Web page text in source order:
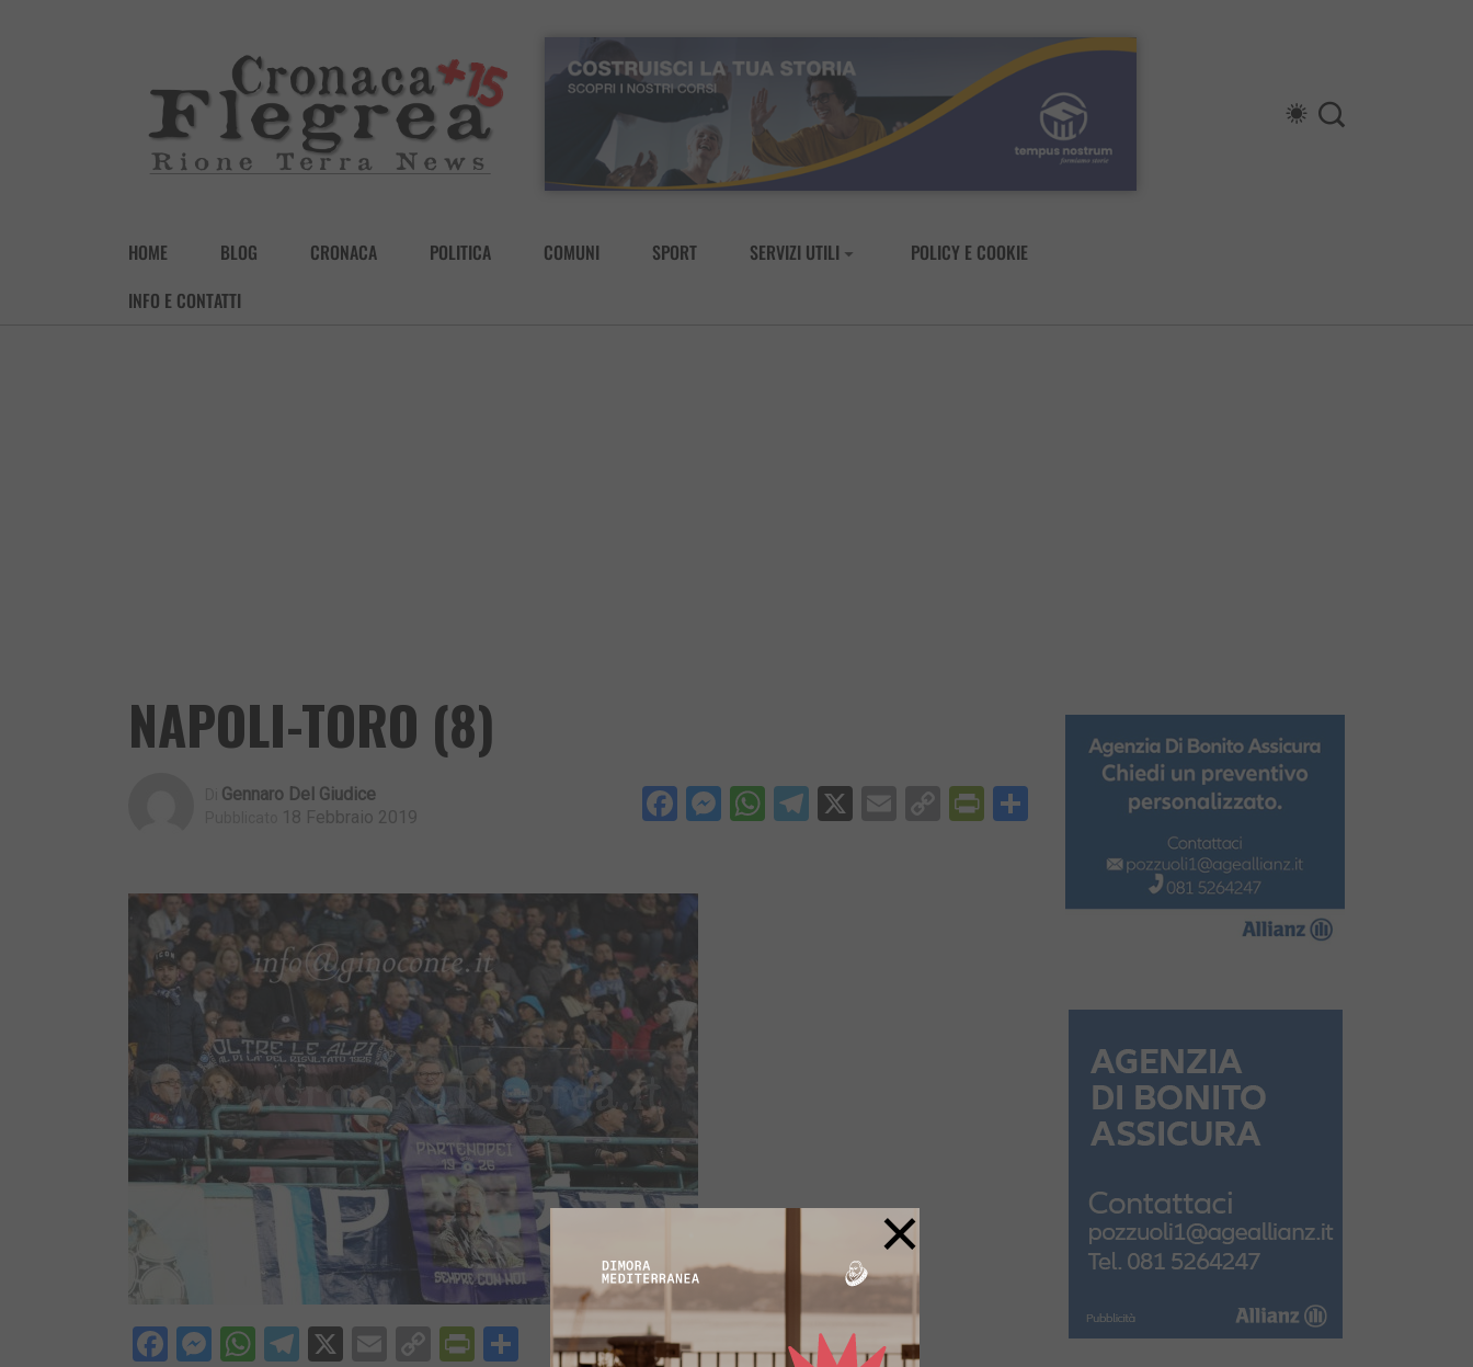
HOME BLOG CRONACA POLITICA COMUNI SPORT SERVIZI UTILI
POLICY E COOKIE
INFO E CONTATTI
NAPOLI-TORO (8)
Gennaro Del Giudice
18 Febbraio 2019 Facebook
Messenger
WhatsApp
Telegram
X EmailCopyPrintFriendly
Condividi
Facebook
Messenger
WhatsApp
Telegram
X EmailCopyPrintFriendly
Condividi
×